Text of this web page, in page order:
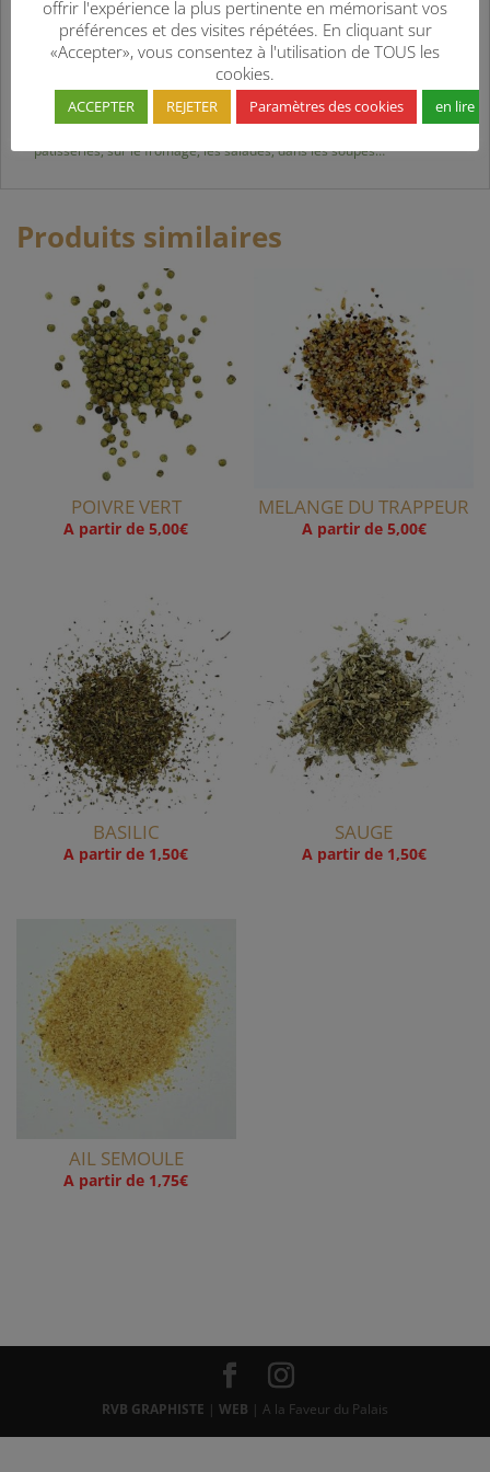
Les graines de pavot sont petites et bleues, au gout de noisette.
On les utilise pour le croquant qu’elles apportent aux préparations
mais aussi pour leurs bienfaits : calcium, magnésium, fer,
Elles permettent de lutter contre l’anémie et protègent le système
cardiovasculaire. On les ajoute dans la préparation du pain et des
pâtisseries, sur le fromage, les salades, dans les soupes…
Produits similaires
POIVRE VERT
A partir de5,00€
MELANGE DU TRAPPEUR
A partir de 5,00€
BASILIC
A partir de 1,50€
SAUGE
A partir de 1,50€
AIL SEMOULE
A partir de 1,75€
RVB GRAPHISTE | WEB | A la Faveur du Palais
offrir l'expérience la plus pertinente en mémorisant vos
préférences et des visites répétées. En cliquant sur
«Accepter», vous consentez à l'utilisation de TOUS les
cookies.
ACCEPTER REJETER Paramètres des cookies en lire